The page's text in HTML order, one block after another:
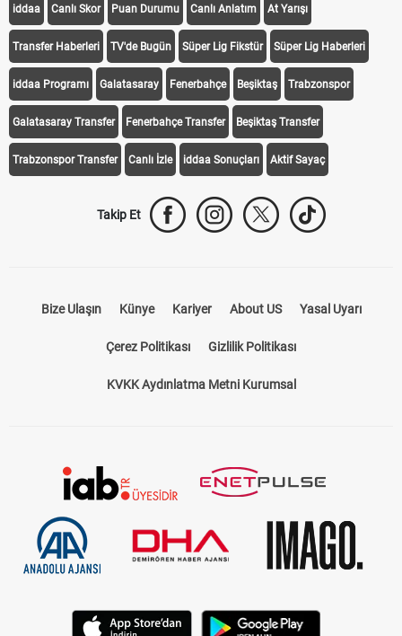
iddaa Canlı Skor Puan Durumu Canlı Anlatım At Yarışı
Transfer Haberleri TV'de Bugün Süper Lig Fikstür Süper Lig Haberleri
iddaa Programı Galatasaray Fenerbahçe Beşiktaş Trabzonspor
Galatasaray Transfer Fenerbahçe Transfer Beşiktaş Transfer
Trabzonspor Transfer Canlı İzle iddaa Sonuçları Aktif Sayaç
Takip Et
Bize Ulaşın Künye Kariyer About US Yasal Uyarı
Çerez Politikası Gizlilik Politikası
KVKK Aydınlatma Metni Kurumsal